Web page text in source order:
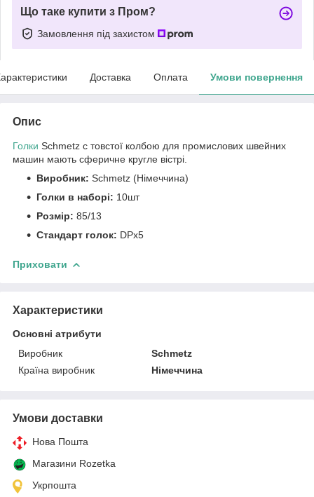
Що таке купити з Пром?
Замовлення під захистом
Доставка Оплата Умови повернення
Опис
Голки Schmetz c товстої колбою для промислових швейних
машин мають сферичне кругле вістрі.
Виробник: Schmetz (Німеччина)
Голки в наборі: 10шт
Розмір: 85/13
Стандарт голок: DPx5
Приховати
Характеристики
Основні атрибути
Виробник
Schmetz
Країна виробник
Німеччина
Умови доставки
Нова Пошта
Магазини Rozetka
Укрпошта